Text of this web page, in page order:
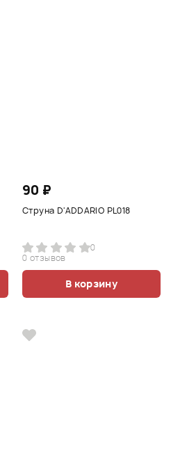
90 ₽
Струна D'ADDARIO PL018
0
0 отзывов
В корзину